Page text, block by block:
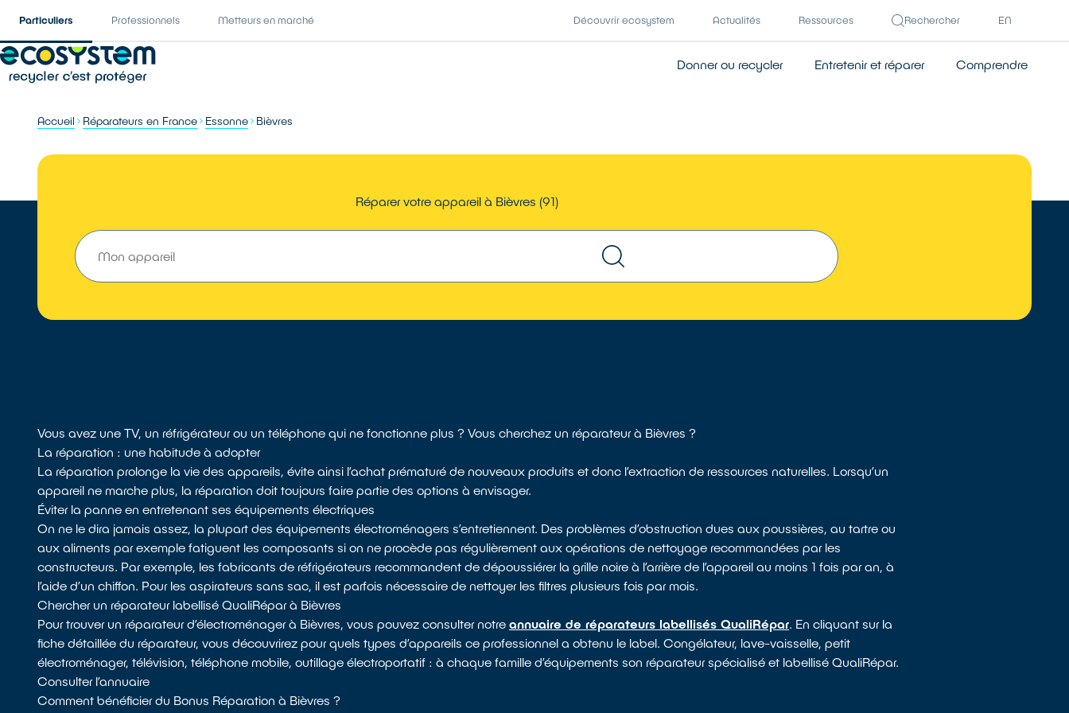
Particuliers Professionnels Metteurs en marché Découvrir ecosystem Actualités Ressources Rechercher EN
Donner ou recycler Entretenir et réparer Comprendre
Accueil Réparateurs en France Essonne Bièvres
Réparer votre appareil à Bièvres (91)
Vous avez une TV, un réfrigérateur ou un téléphone qui ne fonctionne plus ? Vous cherchez un réparateur à Bièvres ?
La réparation : une habitude à adopter
La réparation prolonge la vie des appareils, évite ainsi l’achat prématuré de nouveaux produits et donc l’extraction de ressources naturelles. Lorsqu’un
appareil ne marche plus, la réparation doit toujours faire partie des options à envisager.
Éviter la panne en entretenant ses équipements électriques
On ne le dira jamais assez, la plupart des équipements électroménagers s’entretiennent. Des problèmes d’obstruction dues aux poussières, au tartre ou
aux aliments par exemple fatiguent les composants si on ne procède pas régulièrement aux opérations de nettoyage recommandées par les
constructeurs. Par exemple, les fabricants de réfrigérateurs recommandent de dépoussiérer la grille noire à l’arrière de l’appareil au moins 1 fois par an, à
l’aide d’un chiffon. Pour les aspirateurs sans sac, il est parfois nécessaire de nettoyer les filtres plusieurs fois par mois.
Chercher un réparateur labellisé QualiRépar à Bièvres
Pour trouver un réparateur d’électroménager à Bièvres, vous pouvez consulter notreannuaire de réparateurs labellisés QualiRépar. En cliquant sur la
fiche détaillée du réparateur, vous découvrirez pour quels types d’appareils ce professionnel a obtenu le label. Congélateur, lave-vaisselle, petit
électroménager, télévision, téléphone mobile, outillage électroportatif : à chaque famille d’équipements son réparateur spécialisé et labellisé QualiRépar.
Consulter l’annuaire
Comment bénéficier du Bonus Réparation à Bièvres ?